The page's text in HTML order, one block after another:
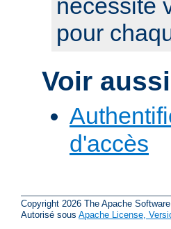
nécessite
pour
Voir aussi
d'accès
Copyright 2026 The Apache
Autorisé sous Apache License,